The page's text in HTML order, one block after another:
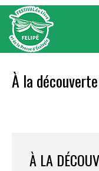
Skip
content
À la
À LA